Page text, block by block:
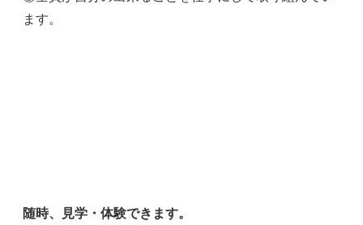
ます。
随時、見学・体験できます。